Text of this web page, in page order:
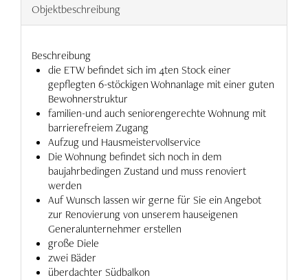
Objekt­beschreibung
Beschreibung
die ETW befindet sich im 4ten Stock einer
gepflegten 6-stöckigen Wohnanlage mit einer guten
Bewohnerstruktur
familien-und auch seniorengerechte Wohnung mit
barrierefreiem Zugang
Aufzug und Hausmeistervollservice
Die Wohnung befindet sich noch in dem
baujahrbedingen Zustand und muss renoviert
werden
Auf Wunsch lassen wir gerne für Sie ein Angebot
zur Renovierung von unserem hauseigenen
Generalunternehmer erstellen
große Diele
zwei Bäder
überdachter Südbalkon